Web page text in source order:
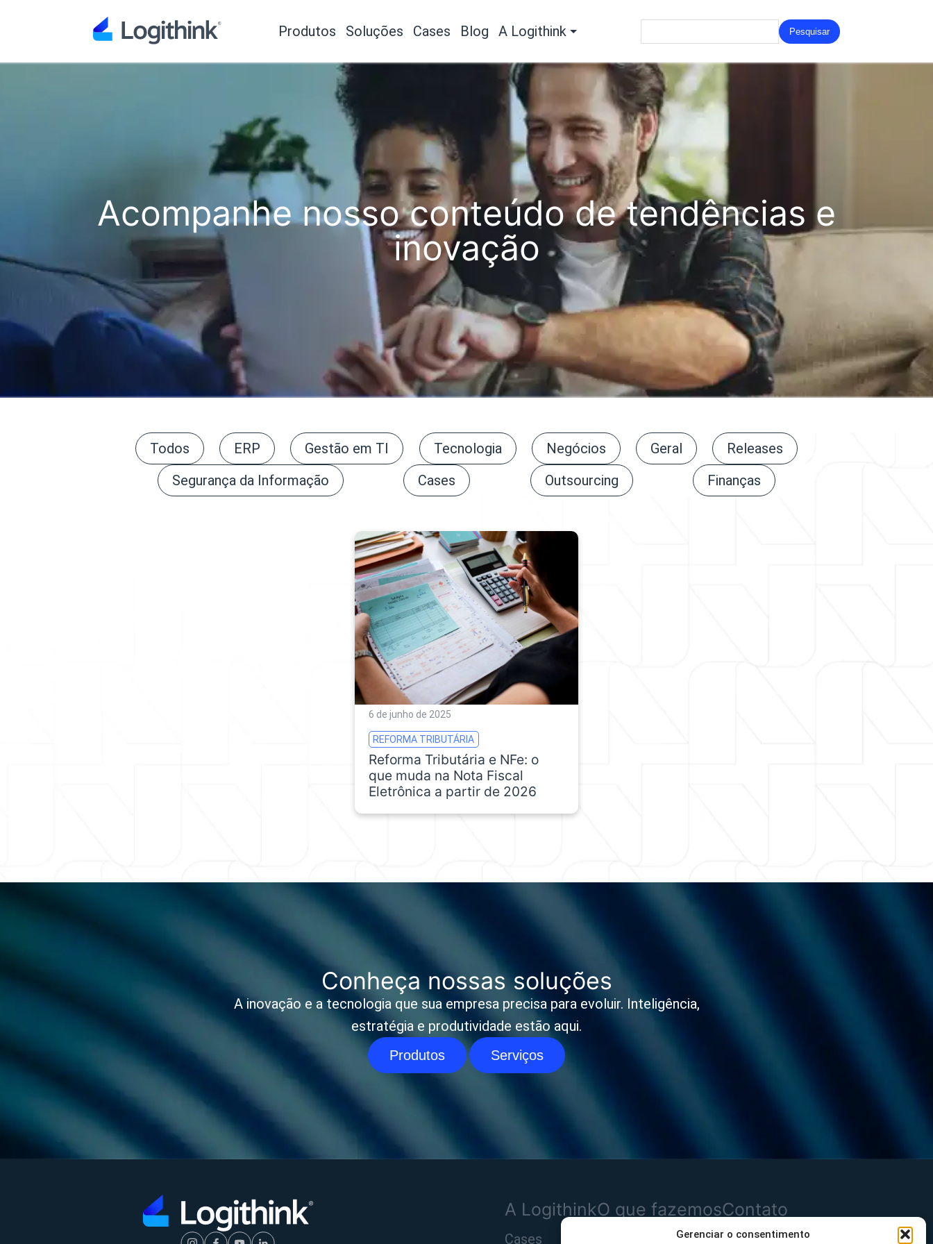
Gerenciar o consentimento
Produtos Soluções Cases Blog A Logithink
Acompanhe nosso conteúdo de tendências e
inovação
Todos ERP Gestão em TI Tecnologia Negócios Geral
Releases
Segurança da Informação
Cases Outsourcing Finanças
6 de junho de 2025
REFORMA TRIBUTÁRIA
Reforma Tributária e NFe: o
que muda na Nota Fiscal
Eletrônica a partir de 2026
Conheça nossas soluções
A inovação e a tecnologia que sua empresa precisa para evoluir. Inteligência,
estratégia e produtividade estão aqui.
Produtos Serviços
A Logithink
Cases
O que fazemosContato
Mensagem